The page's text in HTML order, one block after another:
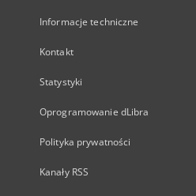
Informacje techniczne
Kontakt
Statystyki
Oprogramowanie dLibra
Polityka prywatności
Kanały RSS